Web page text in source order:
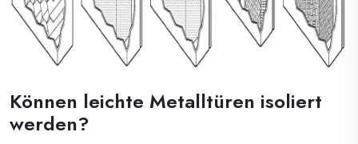
Können leichte Metalltüren isoliert
werden?